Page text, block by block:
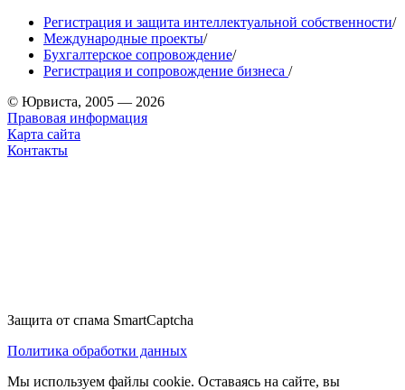
Регистрация и защита интеллектуальной собственности/
Международные проекты/
Бухгалтерское сопровождение/
Регистрация и сопровождение бизнеса /
© Юрвиста, 2005 — 2026
Правовая информация
Карта сайта
Контакты
Защита от спама SmartCaptcha
Политика обработки данных
Мы используем файлы cookie. Оставаясь на сайте, вы